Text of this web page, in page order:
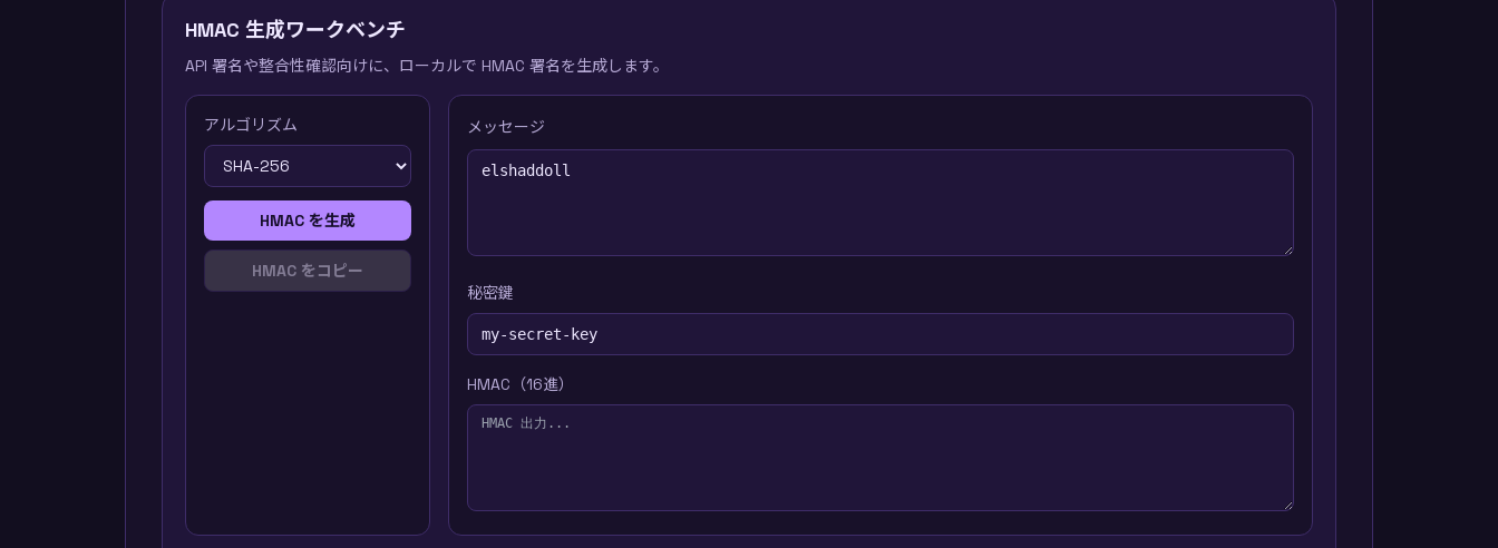
HMAC 生成ワークベンチ
API 署名や整合性確認向けに、ローカルで HMAC 署名を生成します。
アルゴリズム
HMAC を生成
HMAC をコピー
メッセージ
秘密鍵
HMAC（16進）